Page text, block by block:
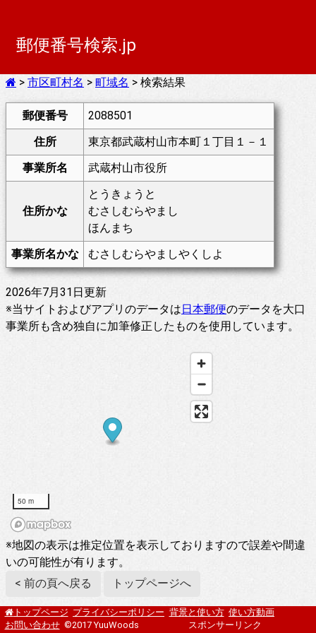
郵便番号検索.jp
> 市区町村名 > 町域名 > 検索結果
郵便番号
2088501
住所
東京都武蔵村山市本町１丁目１－１
事業所名
武蔵村山市役所
住所かな
とうきょうと
むさしむらやまし
ほんまち
事業所名かな
むさしむらやましやくしよ
2026年7月31日更新
※当サイトおよびアプリのデータは日本郵便のデータを大口
事業所も含め独自に加筆修正したものを使用しています。
50 m
※地図の表示は推定位置を表示しておりますので誤差や間違
いの可能性が有ります。
< 前の頁へ戻る
トップページへ
トップページ プライバシーポリシー 背景と使い方 使い方動画
お問い合わせ ©2017 YuuWoods スポンサーリンク